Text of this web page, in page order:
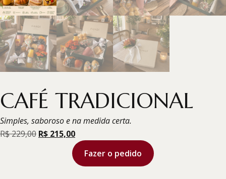
CAFÉ TRADICIONAL
Simples, saboroso e na medida certa.
R$229,00 R$ 215,00
Fazer o pedido